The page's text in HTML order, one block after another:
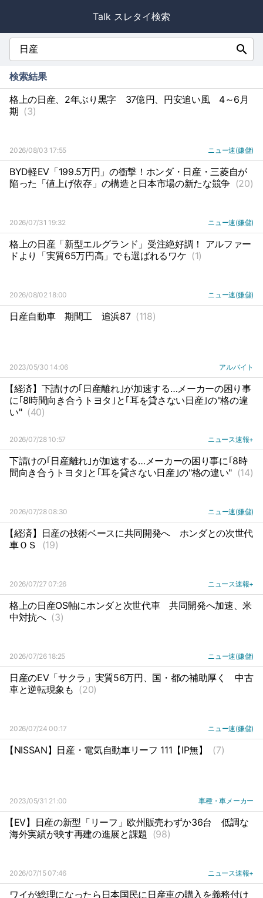
Talk スレタイ検索
search
検索結果
格上の日産、2年ぶり黒字
37億円、円安追い風
4～6月
期 (3)
2026/08/03 17:55 ニュー速(嫌儲)
BYD軽EV「199.5万円」の衝撃！ホンダ・日産・三菱自が
陥った「値上げ依存」の構造と日本市場の新たな競争 (20)
2026/07/31 19:32 ニュー速(嫌儲)
格上の日産「新型エルグランド」受注絶好調！ アルファー
ドより「実質65万円高」でも選ばれるワケ (1)
2026/08/02 18:00 ニュー速(嫌儲)
日産自動車 期間工 追浜87 (118)
2023/05/30 14:06 アルバイト
【経済】下請けの｢日産離れ｣が加速する…メーカーの困り事
に｢8時間向き合うトヨタ｣と｢耳を貸さない日産｣の"格の違
い" (40)
2026/07/28 10:57 ニュース速報+
下請けの｢日産離れ｣が加速する…メーカーの困り事に｢8時
間向き合うトヨタ｣と｢耳を貸さない日産｣の"格の違い" (14)
2026/07/28 08:30 ニュー速(嫌儲)
【経済】日産の技術ベースに共同開発へ
ホンダとの次世代
車ＯＳ
(19)
2026/07/27 07:26 ニュース速報+
格上の日産OS軸にホンダと次世代車
共同開発へ加速、米
中対抗へ (3)
2026/07/26 18:25 ニュー速(嫌儲)
日産のEV「サクラ」実質56万円、国・都の補助厚く
中古
車と逆転現象も (20)
2026/07/24 00:17 ニュー速(嫌儲)
【NISSAN】日産・電気自動車リーフ 111【IP無】 (7)
2023/05/31 21:00 車種・車メーカー
【EV】日産の新型「リーフ」欧州販売わずか36台
低調な
海外実績が映す再建の進展と課題 (98)
2026/07/15 07:46 ニュース速報+
ワイが総理になったら日本国民に日産車の購入を義務付け